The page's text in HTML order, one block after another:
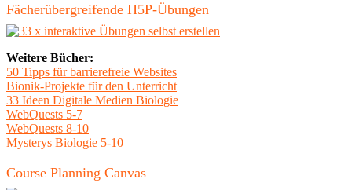
Fächerübergreifende H5P-Übungen
Weitere Bücher:
50 Tipps für barrierefreie Websites
Bionik-Projekte für den Unterricht
33 Ideen Digitale Medien Biologie
WebQuests 5-7
WebQuests 8-10
Mysterys Biologie 5-10
Course Planning Canvas